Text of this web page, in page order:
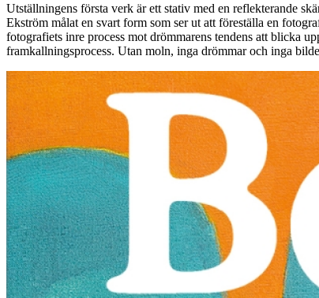
Utställningens första verk är ett stativ med en reflekterande
Ekström målat en svart form som ser ut att föreställa en
fotografiets inre process mot drömmarens tendens att blicka
framkallningsprocess. Utan moln, inga drömmar och inga